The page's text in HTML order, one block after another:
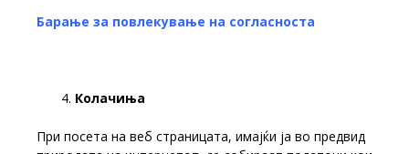
Барање за повлекување на согласноста
Колачиња
При посета на веб страницата, имајќи ја во предвид